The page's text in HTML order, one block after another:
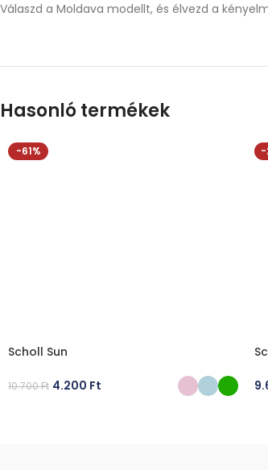
Válaszd a Moldava modellt, és élvezd a
Hasonló termékek
-61%
Scholl Sun
10.700Ft 4.200 Ft
-